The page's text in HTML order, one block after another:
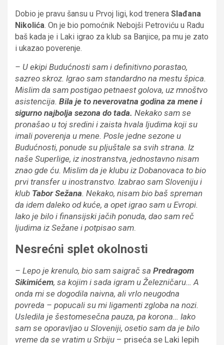
Dobio je pravu šansu u Prvoj ligi, kod trenera Slađana
Nikolića. On je bio pomoćnik Nebojši Petroviću u Radu
baš kada je i Laki igrao za klub sa Banjice, pa mu je zato
i ukazao poverenje.
– U ekipi Budućnosti sam i definitivno porastao,
sazreo skroz. Igrao sam standardno na mestu špica.
Mislim da sam postigao petnaest golova, uz mnoštvo
asistencija. Bila je to neverovatna godina za mene i
sigurno najbolja sezona do tada. Nekako sam se
pronašao u toj sredini i zaista hvala ljudima koji su
imali poverenja u mene. Posle jedne sezone u
Budućnosti, ponude su pljuštale sa svih strana. Iz
naše Superlige, iz inostranstva, jednostavno nisam
znao gde ću. Mislim da je klubu iz Dobanovaca to bio
prvi transfer u inostranstvo. Izabrao sam Sloveniju i
klub Tabor Sežana. Nekako, nisam bio baš spreman
da idem daleko od kuće, a opet igrao sam u Evropi.
Iako je bilo i finansijski jačih ponuda, dao sam reč
ljudima iz Sežane i potpisao sam.
Nesrećni splet okolnosti
– Lepo je krenulo, bio sam saigrač sa Predragom
Sikimićem, sa kojim i sada igram u Železničaru… A
onda mi se dogodila naivna, ali vrlo neugodna
povreda – popucali su mi ligamenti zgloba na nozi.
Usledila je šestomesečna pauza, pa korona… Iako
sam se oporavljao u Sloveniji, osetio sam da je bilo
vreme da se vratim u Srbiju – priseća se Laki lepih